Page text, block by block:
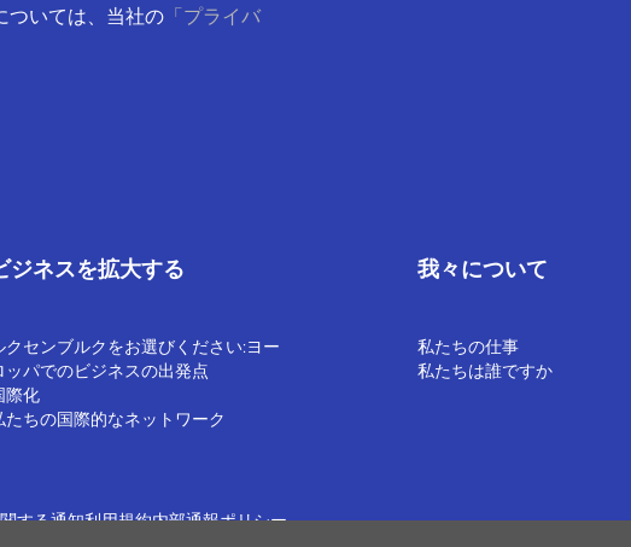
ついては、当社の 「プライバ
ジネスを拡大する
クセンブルクをお選びください:ヨー
ッパでのビジネスの出発点
際化
たちの国際的なネットワーク
我々について
私たちの仕事
私たちは誰ですか
する通知利用規約内部通報ポリシー